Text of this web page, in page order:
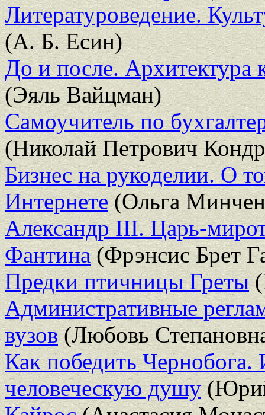
Литературоведение.
(А. Б. Есин)
До и после. Архитектура
(Эяль Вайцман)
Самоучитель по
(Николай Петрович
Бизнес на рукоделии. О
Интернете(Ольга
Александр III. Царь-
Фантина(Фрэнсис Брет
Предки птичницы Греты
Административные
вузов(Любовь
Как победить Чернобога.
человеческую душу